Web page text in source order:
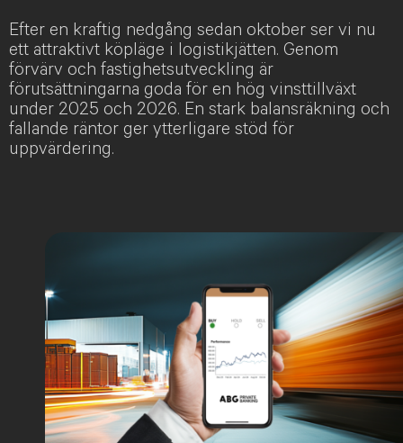
Efter en kraftig nedgång sedan oktober ser vi nu
ett attraktivt köpläge i logistikjätten. Genom
förvärv och fastighetsutveckling är
förutsättningarna goda för en hög vinsttillväxt
under 2025 och 2026. En stark balansräkning och
fallande räntor ger ytterligare stöd för
uppvärdering.